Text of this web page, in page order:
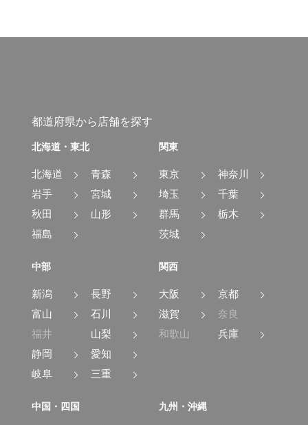
都道府県から店舗を探す
北海道・東北
北海道
青森
岩手
宮城
秋田
山形
福島
関東
東京
神奈川
埼玉
千葉
群馬
栃木
茨城
中部
新潟
長野
富山
石川
福井
山梨
静岡
愛知
岐阜
三重
関西
大阪
京都
滋賀
奈良
和歌山
兵庫
中国・四国 九州・沖縄